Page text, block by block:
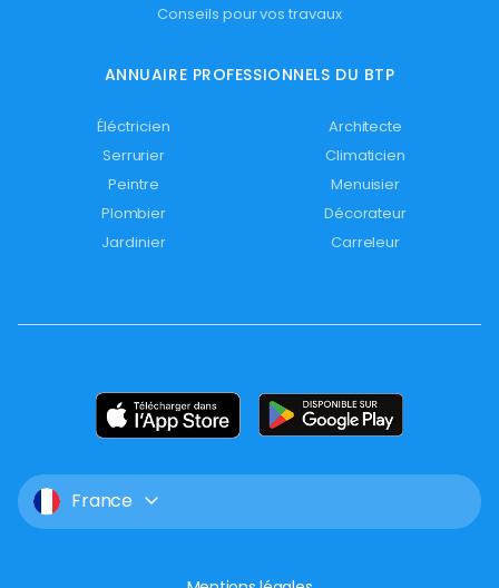
Conseils pour vos travaux
ANNUAIRE PROFESSIONNELS DU BTP
Éléctricien
Architecte
Serrurier
Climaticien
Peintre
Menuisier
Plombier
Décorateur
Jardinier
Carreleur
France